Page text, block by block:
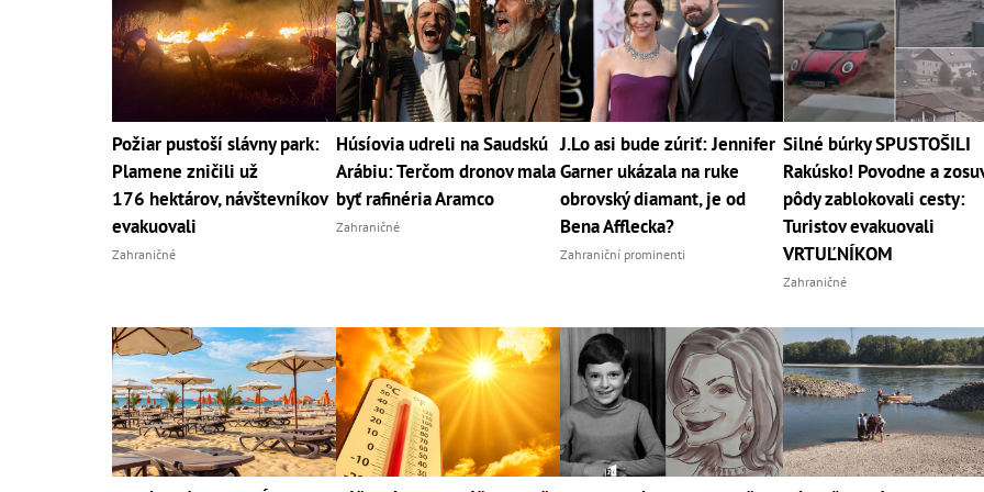
Požiar pustoší slávny park:
Plamene zničili už
176 hektárov, návštevníkov
evakuovali
Zahraničné
Húsíovia udreli na Saudskú
Arábiu: Terčom dronov mala
byť rafinéria Aramco
Zahraničné
J.Lo asi bude zúriť: Jennifer
Garner ukázala na ruke
obrovský diamant, je od
Bena Afflecka?
Zahraniční prominenti
Silné búrky SPUSTOŠILI
Rakúsko! Povodne a
pôdy zablokovali cesty:
Turistov evakuovali
VRTUĽNÍKOM
Zahraničné